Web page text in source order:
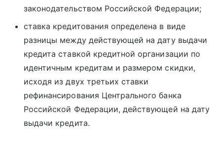
законодательством Российской Федерации;
ставка кредитования определена в виде
разницы между действующей на дату выдачи
кредита ставкой кредитной организации по
идентичным кредитам и размером скидки,
исходя из двух третьих ставки
рефинансирования Центрального банка
Российской Федерации, действующей на дату
выдачи кредита.